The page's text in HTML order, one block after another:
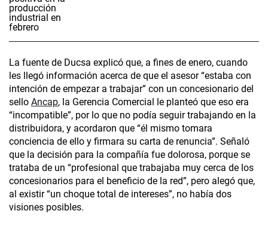
La fuente de Ducsa explicó que, a fines de enero, cuando
les llegó información acerca de que el asesor “estaba con
intención de empezar a trabajar” con un concesionario del
sello Ancap, la Gerencia Comercial le planteó que eso era
“incompatible”, por lo que no podía seguir trabajando en la
distribuidora, y acordaron que “él mismo tomara
conciencia de ello y firmara su carta de renuncia”. Señaló
que la decisión para la compañía fue dolorosa, porque se
trataba de un “profesional que trabajaba muy cerca de los
concesionarios para el beneficio de la red”, pero alegó que,
al existir “un choque total de intereses”, no había dos
visiones posibles.